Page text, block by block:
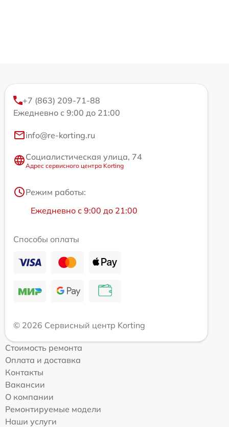
+7 (863) 209-71-88
Ежедневно с 9:00 до 21:00
info@re-korting.ru
Социалистическая улица, 74
Адрес сервисного центра Korting
Режим работы:
Ежедневно с 9:00 до 21:00
Способы оплаты
© 2026 Сервисный центр Korting
Стоимость ремонта
Оплата и доставка
Контакты
Вакансии
О компании
Ремонтируемые модели
Наши услуги